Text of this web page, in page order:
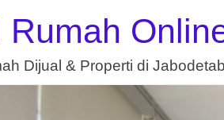
Rumah
Dijual & Properti di